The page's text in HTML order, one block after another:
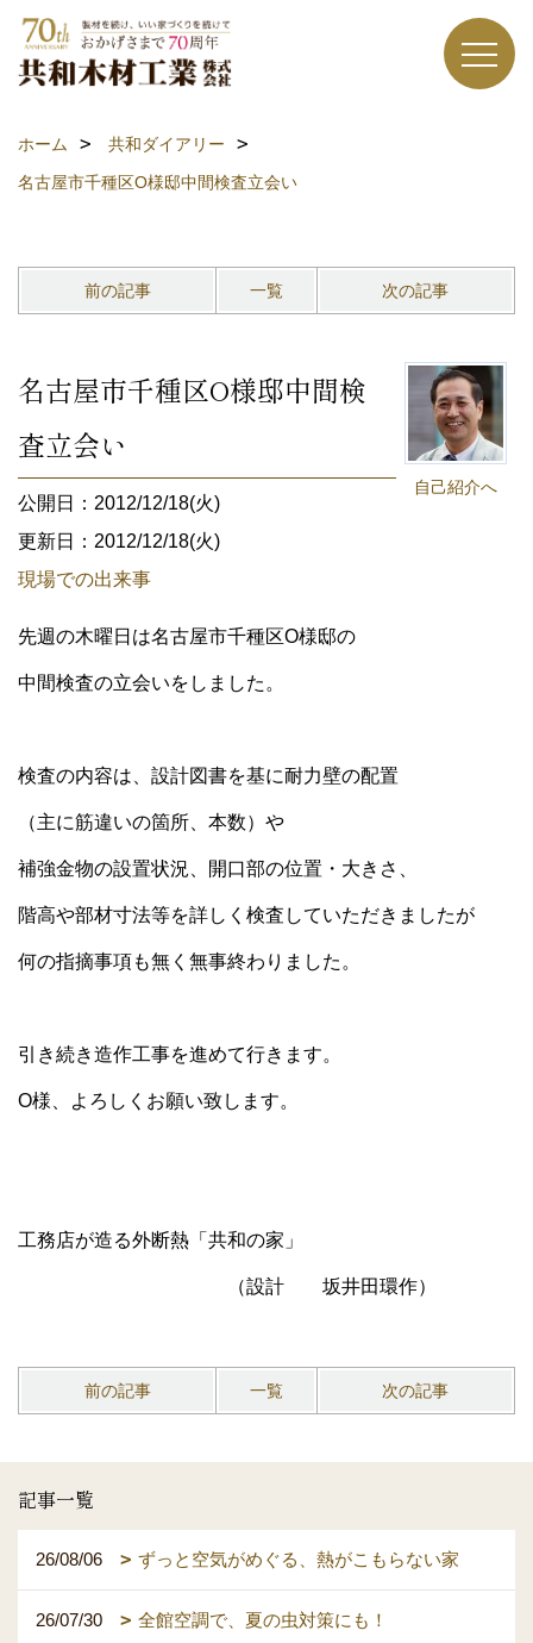
ホーム
共和ダイアリー
名古屋市千種区O様邸中間検査立会い
前の記事 一覧 次の記事
自己紹介へ
名古屋市千種区O様邸中間検
査立会い
公開日：2012/12/18(火)
更新日：2012/12/18(火)
現場での出来事
先週の木曜日は名古屋市千種区O様邸の
中間検査の立会いをしました。
検査の内容は、設計図書を基に耐力壁の配置
（主に筋違いの箇所、本数）や
補強金物の設置状況、開口部の位置・大きさ、
階高や部材寸法等を詳しく検査していただきましたが
何の指摘事項も無く無事終わりました。
引き続き造作工事を進めて行きます。
O様、よろしくお願い致します。
工務店が造る外断熱「共和の家」
（設計 坂井田環作）
前の記事 一覧 次の記事
記事一覧
26/08/06 ずっと空気がめぐる、熱がこもらない家
26/07/30 全館空調で、夏の虫対策にも！